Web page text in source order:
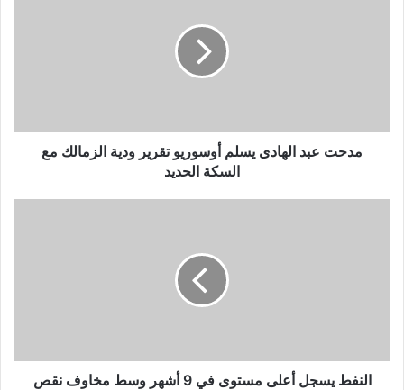
مع
السكةمدحت عبد الهادى يسلم أوسوريو تقرير ودية الزمالك مع
السكة الحديد
مخاوف
نقص
النفط يسجل أعلى مستوى في 9 أشهر وسط مخاوف نقص